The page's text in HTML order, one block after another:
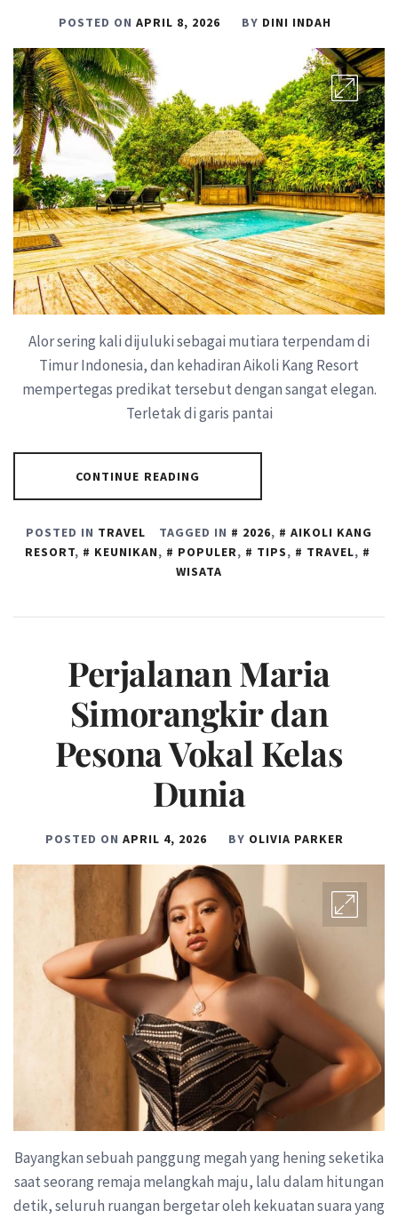
POSTED ON APRIL 8, 2026 BY DINI INDAH
Alor sering kali dijuluki sebagai mutiara terpendam di
Timur Indonesia, dan kehadiran Aikoli Kang Resort
mempertegas predikat tersebut dengan sangat elegan.
Terletak di garis pantai
CONTINUE READING
POSTED IN TRAVEL TAGGED IN 2026,
AIKOLI KANG
RESORT, KEUNIKAN, POPULER, TIPS, TRAVEL,
WISATA
Perjalanan Maria
Simorangkir dan
Pesona Vokal Kelas
Dunia
POSTED ON APRIL 4, 2026 BY OLIVIA PARKER
Bayangkan sebuah panggung megah yang hening seketika
saat seorang remaja melangkah maju, lalu dalam hitungan
detik, seluruh ruangan bergetar oleh kekuatan suara yang